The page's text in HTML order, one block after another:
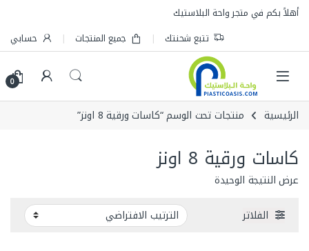
Skip to navigation
Skip to content
أهلاً بكم في متجر واحة البلاستيك
تتبع شحنتك
جميع المنتجات حسابي
0
الرئيسية منتجات تحت الوسم “كاسات ورقية 8 اونز”
كاسات ورقية 8 اونز
عرض النتيجة الوحيدة
الفلاتر